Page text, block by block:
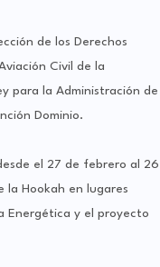
de los Derechos
Civil de la
para la Administración de
Dominio.
el 27 de febrero al 26
la Hookah en lugares
Energética y el proyecto